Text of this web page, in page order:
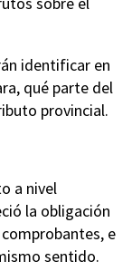
identificar en
qué parte del
provincial.
a nivel
la obligación
e
sentido.